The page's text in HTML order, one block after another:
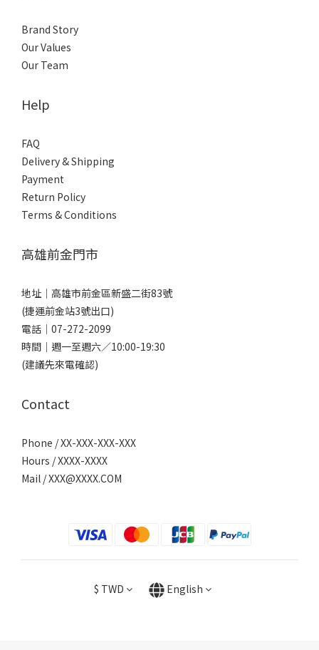
Brand Story
Our Values
Our Team
Help
FAQ
Delivery & Shipping
Payment
Return Policy
Terms & Conditions
高雄前金門市
地址｜ 高雄市前金區新盛二街83號
(捷運前金站3號出口)
電話｜ 07-272-2099
時間｜週一至週六／10:00-19:30
(建議先來電確認)
Contact
Phone / XX-XXX-XXX-XXX
Hours / XXXX-XXXX
Mail /XXX@XXXX.COM
$ TWD English